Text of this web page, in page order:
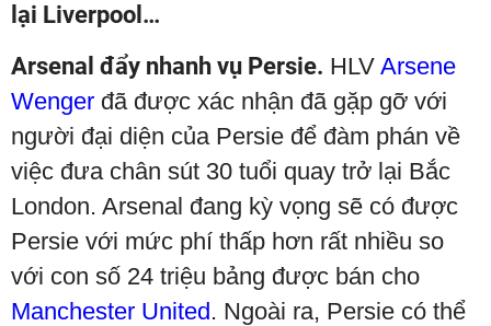
lại Liverpool…
Arsenal đẩy nhanh vụ Persie. HLV Arsene
Wenger đã được xác nhận đã gặp gỡ với
người đại diện của Persie để đàm phán về
việc đưa chân sút 30 tuổi quay trở lại Bắc
London. Arsenal đang kỳ vọng sẽ có được
Persie với mức phí thấp hơn rất nhiều so
với con số 24 triệu bảng được bán cho
Manchester United. Ngoài ra, Persie có thể